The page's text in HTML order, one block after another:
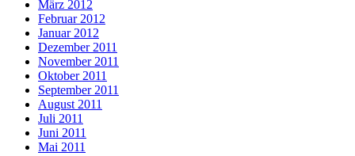
März 2012
Februar 2012
Januar 2012
Dezember 2011
November 2011
Oktober 2011
September 2011
August 2011
Juli 2011
Juni 2011
Mai 2011